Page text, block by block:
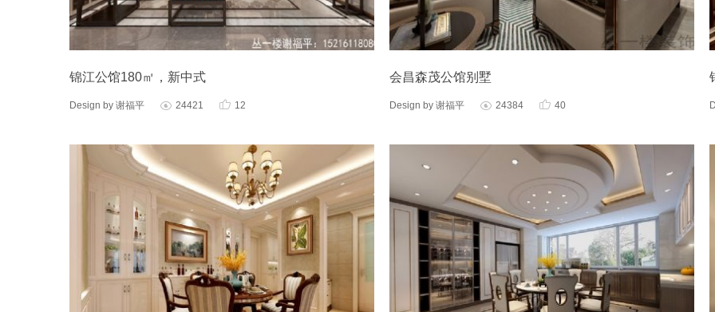
锦江公馆180㎡，新中式
Design by 谢福平  24421 12
会昌森茂公馆别墅
Design by 谢福平  24384 40